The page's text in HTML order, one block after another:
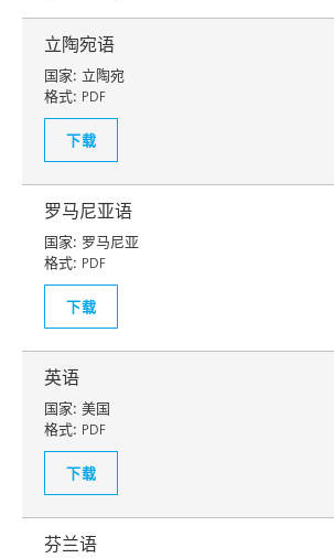
立陶宛语
国家: 立陶宛
格式: PDF
下载
罗马尼亚语
国家: 罗马尼亚
格式: PDF
下载
英语
国家: 美国
格式: PDF
下载
芬兰语